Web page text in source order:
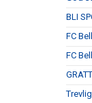
BLI
FC
FC